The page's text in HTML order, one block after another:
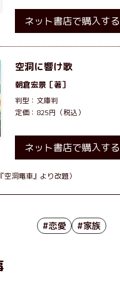
ネット書店で購入する
空洞に響け歌
朝倉宏景 ［著］
判型：文庫判
定価：825円（税込）
ネット書店で購入する
空洞電車』より改題）
#恋愛 #家族